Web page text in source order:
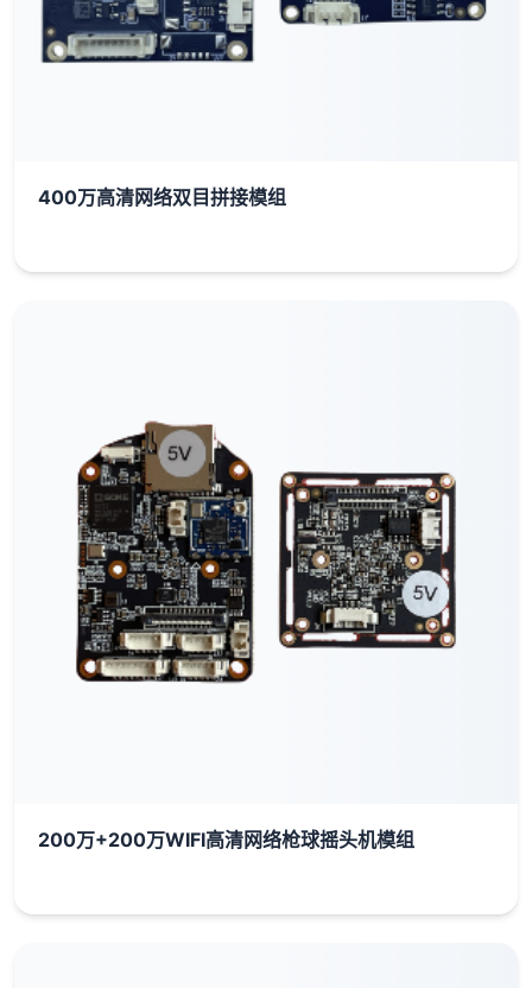
400万高清网络双目拼接模组
200万+200万WIFI高清网络枪球摇头机模组